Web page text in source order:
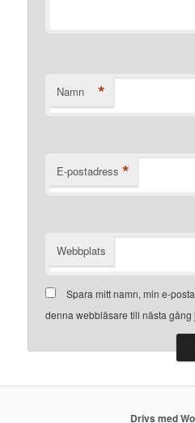
Namn *
E-postadress *
Webbplats
Spara mitt namn, min e-
denna webbläsare till nästa gång
Drivs med